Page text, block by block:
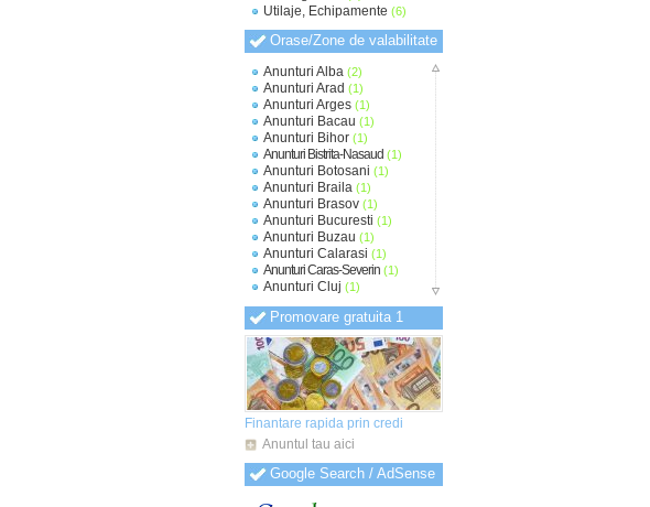
Utilaje, Echipamente (6)
Orase/Zone de valabilitate
Anunturi Alba (2)
Anunturi Arad (1)
Anunturi Arges (1)
Anunturi Bacau (1)
Anunturi Bihor (1)
Anunturi Bistrita-Nasaud (1)
Anunturi Botosani (1)
Anunturi Braila (1)
Anunturi Brasov (1)
Anunturi Bucuresti (1)
Anunturi Buzau (1)
Anunturi Calarasi (1)
Anunturi Caras-Severin (1)
Anunturi Cluj (1)
Anunturi Constanta
Anunturi Covasna(1)
Anunturi Dambovita(1)
Anunturi Dolj(1)
Anunturi Galati(1)
Anunturi Giurgiu(1)
Anunturi Gorj(1)
Anunturi Harghita (1)
Anunturi Hunedoara
Anunturi Ialomita
Anunturi Iasi(1)
Anunturi Ilfov(1)
Anunturi Maramures
Promovare gratuita 1
Finantare rapida prin credi
Anuntul tau aici
Google Search / AdSense